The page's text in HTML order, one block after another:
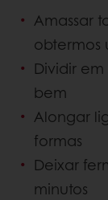
Amassar
obtermos
Dividir
bem
Alongar
formas
Deixar
minutos